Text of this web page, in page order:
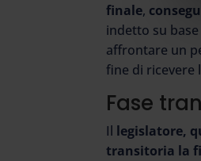
finale,
indetto su
affrontare un
fine di ricevere
Fase
Il legislatore,
transitoria la